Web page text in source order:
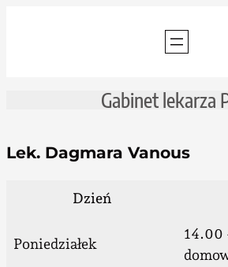
Gabinet lekarza
Lek. Dagmara Vanous
Dzień
Poniedziałek
14.00